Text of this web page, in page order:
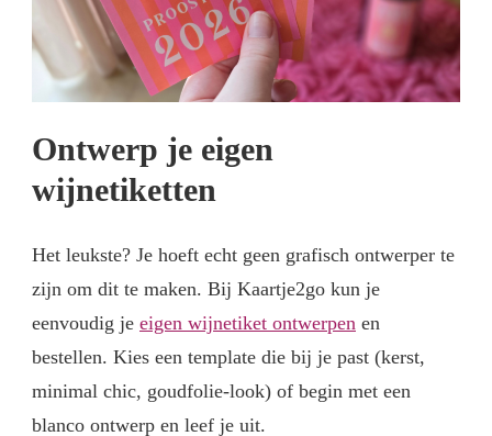
Ontwerp je eigen
wijnetiketten
Het leukste? Je hoeft echt geen grafisch ontwerper te
zijn om dit te maken. Bij Kaartje2go kun je
eenvoudig je eigen wijnetiket ontwerpen en
bestellen. Kies een template die bij je past (kerst,
minimal chic, goudfolie-look) of begin met een
blanco ontwerp en leef je uit.